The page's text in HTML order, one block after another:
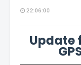
22:06:00
Update